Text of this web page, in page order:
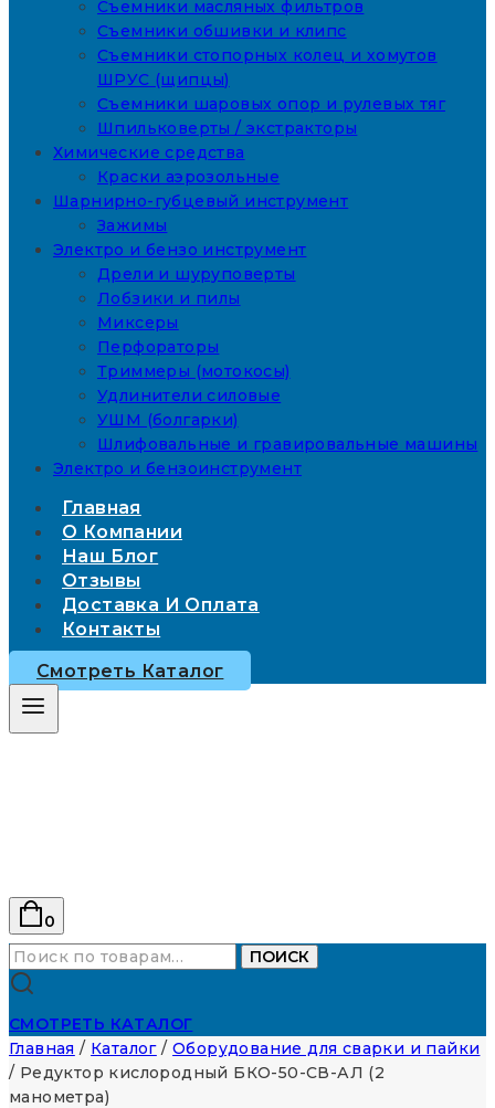
Съемники масляных фильтров
Съемники обшивки и клипс
Съемники стопорных колец и хомутов
ШРУС (щипцы)
Съемники шаровых опор и рулевых тяг
Шпильковерты / экстракторы
Химические средства
Краски аэрозольные
Шарнирно-губцевый инструмент
Зажимы
Электро и бензо инструмент
Дрели и шуруповерты
Лобзики и пилы
Миксеры
Перфораторы
Триммеры (мотокосы)
Удлинители силовые
УШМ (болгарки)
Шлифовальные и гравировальные машины
Электро и бензоинструмент
Главная
О Компании
Наш Блог
Отзывы
Доставка И Оплата
Контакты
Смотреть Каталог
0
Искать:
ПОИСК
СМОТРЕТЬ КАТАЛОГ
Главная / Каталог / Оборудование для сварки и пайки
/ Редуктор кислородный БКО-50-СВ-АЛ (2
манометра)